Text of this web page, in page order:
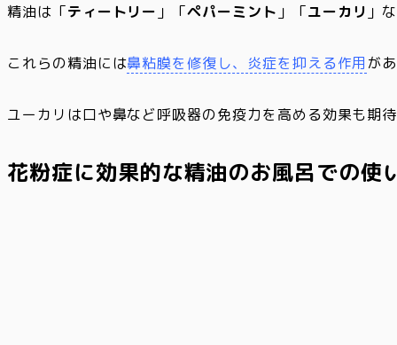
精油は「ティートリー 」「ペパーミント 」「ユーカリ 」
これらの精油には鼻粘膜を修復し、炎症を抑える作用 が
ユーカリは口や鼻など呼吸器の免疫力を高める効果も期
花粉症に効果的な精油のお風呂での使